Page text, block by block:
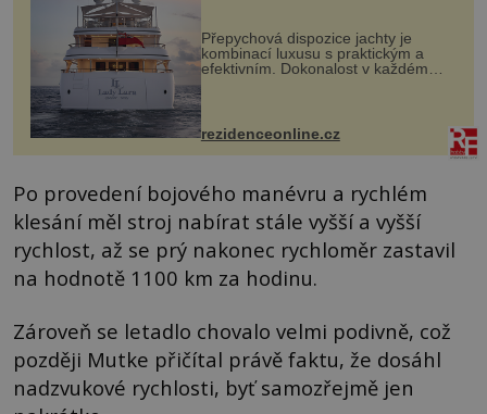
Přepychová dispozice jachty je
kombinací luxusu s praktickým a
efektivním. Dokonalost v každém
detailu představuje značka Fendi
Casa, kterou byly vybaveny její
paluby. Monacký přístav nabízí
každoročn...
rezidenceonline.cz
Po provedení bojového manévru a rychlém
klesání měl stroj nabírat stále vyšší a vyšší
rychlost, až se prý nakonec rychloměr zastavil
na hodnotě 1100 km za hodinu.
Zároveň se letadlo chovalo velmi podivně, což
později Mutke přičítal právě faktu, že dosáhl
nadzvukové rychlosti, byť samozřejmě jen